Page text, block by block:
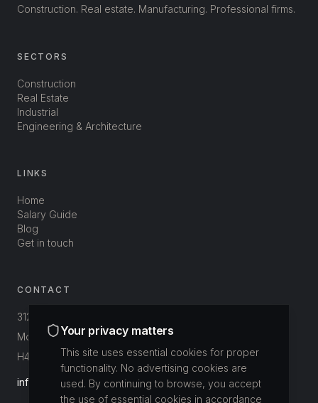
Construction. Real estate. Manufacturing. Professional firms.
SECTORS
Construction
Real Estate
Industrial
Engineering & Architecture
LINKS
Home
Salary Guide
Blog
Get in touch
CONTACT
312-3800 St-Patrick
Montréal, Québec, Canada
H4E 1A4
info@buildup.ca
Your privacy matters
This site uses essential cookies for proper
functionality. No advertising cookies are
used. By continuing to browse, you accept
the use of essential cookies in accordance